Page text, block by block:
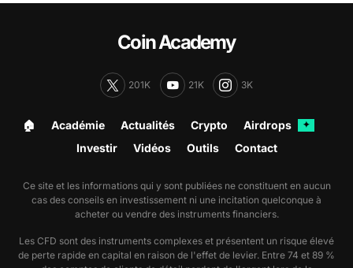
Coin Academy
201K 21K 3K
🏠︎ Académie Actualités Crypto Airdrops ✦
Investir Vidéos Outils Contact
Ce site et les informations qui y sont publiées ne constituent en aucun
cas des conseils en investissement ni une incitation quelconque à
acheter ou vendre des instruments financiers.
Les CFD sont des instruments complexes et présentent un risque élevé
de perte rapide en capital en raison de l'effet de levier. Entre 74 et 89 %